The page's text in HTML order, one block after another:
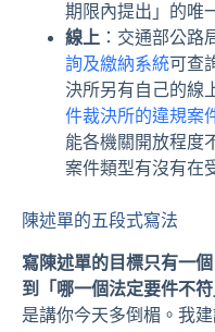
期限內提出」的唯
線上 ：交通部公路
詢及繳納系統可查
決所另有自己的線
件裁決所的違規案
能各機關開放程度
案件類型有沒有在
陳述單的五段式寫法
寫陳述單的目標只有一
到「哪一個法定要件不符
是講你今天多倒楣。我建